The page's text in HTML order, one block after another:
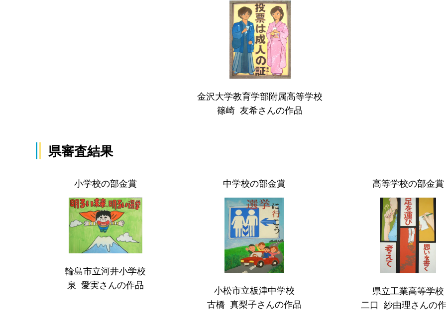
金沢大学教育学部附属高等学校
篠崎 友希さんの作品
県審査結果
小学校の部金賞
輪島市立河井小学校
泉 愛実さんの作品
中学校の部金賞
小松市立板津中学校
古橋 真梨子さんの作品
高等学校の部金賞
県立工業高等学校
二口 紗由理さんの